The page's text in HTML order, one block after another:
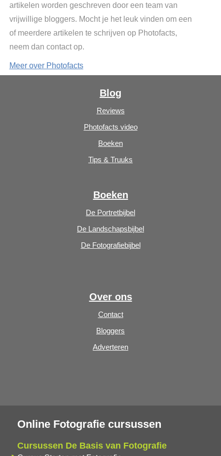
artikelen worden geschreven door een team van
vrijwillige bloggers. Mocht je het leuk vinden om een
of meerdere artikelen te schrijven op Photofacts,
neem dan contact op.
Meer over Photofacts
Blog
Reviews
Photofacts video
Boeken
Tips & Truuks
Boeken
De Portretbijbel
De Landschapsbijbel
De Fotografiebijbel
Over ons
Contact
Bloggers
Adverteren
Online Fotografie cursussen
Cursussen De Basis van Fotografie